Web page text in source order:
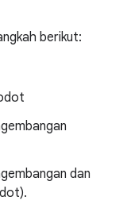
berikut:
dan